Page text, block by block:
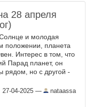
28 апреля
и молодая
положении, планета
Интерес в том, что
Парад планет, он
рядом, но с другой -
27-04-2025 — nataassa